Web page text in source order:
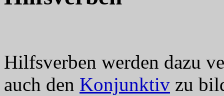
Hilfsverben werden dazu
auch den Konjunktiv zu